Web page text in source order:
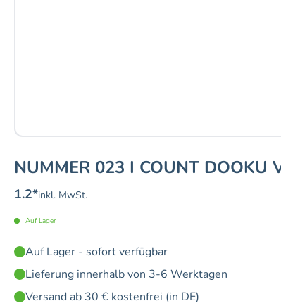
NUMMER 023 I COUNT DOOKU
1.2*inkl. MwSt.
Auf Lager
Auf Lager - sofort verfügbar
Lieferung innerhalb von 3-6 Werktagen
Versand ab 30 € kostenfrei (in DE)